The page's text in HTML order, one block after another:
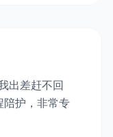
出差赶不回
陪护，非常专